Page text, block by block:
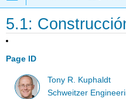
5.1:
Page ID
Tony R. Kuphaldt
Schweitzer